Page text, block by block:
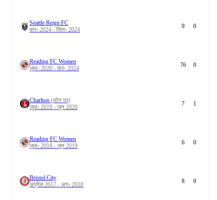
Seattle Reign FC
फ़र॰ 2024 - सित॰ 2024
9 0
Reading FC Women
जुल॰ 2020 - फ़र॰ 2024
76 0
Charlton (लोन पर)
जुल॰ 2019 - जून 2020
7 1
Reading FC Women
जुल॰ 2018 - जून 2019
6 0
Bristol City
अप्रैल 2017 - अग॰ 2018
8 0